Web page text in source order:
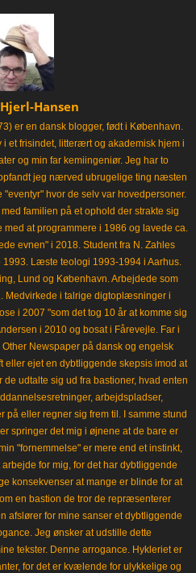
Hansen
er en dansk blogger, født i København.
i et frisindet, litterært og akademisk hjem i
og min far kemiingeniør. Jeg har to
jeg nærved ubrugelige ting næsten
hvor de selv var hovedpersoner.
familien på et ophold der strakte sig
at programmere i 1986 og lavede ca.
evnen" i 2018. Student fra N. Zahles
Læste teologi 1993-1994 i Aarhus.
Lund og København. Arbejdede som
Medvirkede i talrige digtoplæsninger i
i 2007 "som det tog 10 år at komme sig
i 2010 og bosat i Fårevejle. Far i
Newspaper på dansk og engelsk
eller ejet en dybtliggende skepsis imod at
udtalte sig ud fra bastioner, hvad enten
arbejdspladser,
eller regner sig frem til. I samme stund
springer det mig i øjnene at de bare er
"fornemmelse" er mere end et instinkt,
for mig, for det har dybtliggende
konsekvenser at mange er blinde for at
en bastion de tror de repræsenterer
afslører for mine sanser et dybtliggende
Jeg ønsker at udstille dette
tekster. Denne arrogance. Hykleriet er
for det er kvælende for ulykkelige og